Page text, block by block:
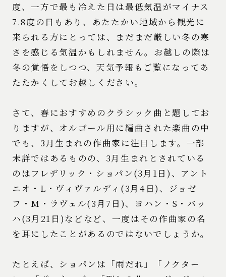
度、一方で最も冷えた日は最低気温がマイナス
7.8度の日もあり、あたたかい地域から観光に
来られる方にとっては、まだまだ厳しい冬の寒
さを感じる気温かもしれません。お越しの際は
冬の覚悟をしつつ、天気予報もご覧になってあ
たたかくしてお越しください。
さて、春におすすめのクラシック曲と題してお
りますが、オルゴール用に編曲された楽曲の中
でも、3月生まれの作曲家に注目します。一部
未詳ではあるものの、3月生まれとされている
のはフレデリック・ショパン(3月1日)、アント
ニオ・L・ヴィヴァルディ(3月4日)、ジョゼ
フ・M・ラヴェル(3月7日)、ヨハン・S・バッ
ハ(3月21日)などなど、一度はその作曲家の名
を耳にしたことがあるのではないでしょうか。
たとえば、ショパンは「雨だれ」「ノクター